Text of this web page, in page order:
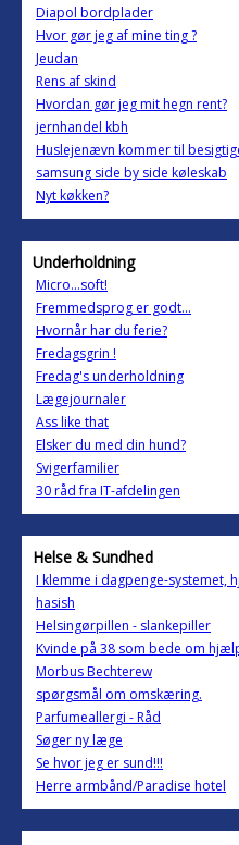
Diapol bordplader
Hvor gør jeg af mine ting ?
Jeudan
Rens af skind
Hvordan gør jeg mit hegn rent?
jernhandel kbh
Huslejenævn kommer til
samsung side by side køleskab
Nyt køkken?
Underholdning
Micro...soft!
Fremmedsprog er godt...
Hvornår har du ferie?
Fredagsgrin !
Fredag's underholdning
Lægejournaler
Ass like that
Elsker du med din hund?
Svigerfamilier
30 råd fra IT-afdelingen
Helse & Sundhed
I klemme i dagpenge-systemet,
hasish
Helsingørpillen - slankepiller
Kvinde på 38 som bede om
Morbus Bechterew
spørgsmål om omskæring.
Parfumeallergi - Råd
Søger ny læge
Se hvor jeg er sund!!!
Herre armbånd/Paradise hotel